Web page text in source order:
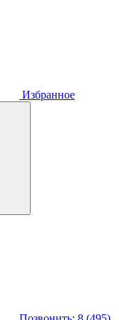
Избранное